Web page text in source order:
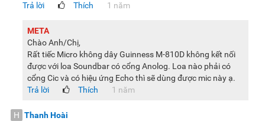
Trả lời
Thích 1 năm
META
Chào Anh/Chị,
Rất tiếc Micro không dây Guinness M-810D không kết nối
được với loa Soundbar có cổng Anolog. Loa nào phải có
cổng Cic và có hiệu ứng Echo thì sẽ dùng được mic này ạ.
Trả lời
Thích 1 năm
H Thanh Hoài